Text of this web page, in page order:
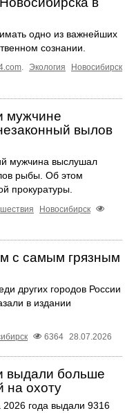
одно из важнейших
сознании.
. Экология
Новосибирск
мужчине
вылов
мужчина выслушал
рыбы. Об этом
прокуратуры.
Новосибирск
с самым грязным
других городов России
в издании
6364 28.07.2026
выдали больше
на охоту
2026 года выдали 9316